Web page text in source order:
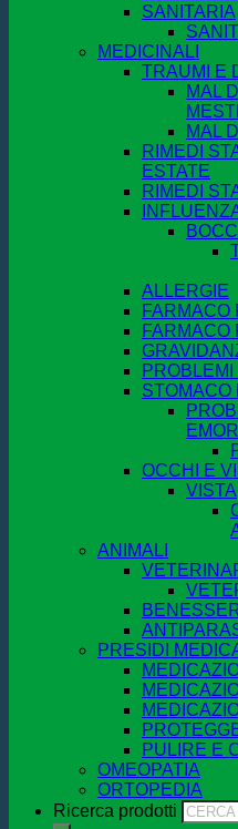
SANITARIA
MEDICINALI
TRAUMI E
MAL
MAL
RIMEDI
ESTATE
RIMEDI
ALLERGIE
FARMACO
FARMACO
STOMACO
OCCHI E
VISTA
ANIMALI
PRESIDI
PULIRE E
OMEOPATIA
ORTOPEDIA
Ricerca prodotti